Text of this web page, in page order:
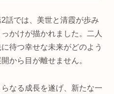
話では、美世と清霞が歩み
かけが描かれました。二人
待つ幸せな未来がどのよう
から目が離せません。
なる成長を遂げ、新たな一